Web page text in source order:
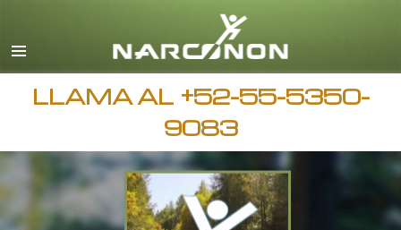
Español
Inglés
Todas las Regiones/Idiomas
LLAMA AL +52-55-5350-
9083